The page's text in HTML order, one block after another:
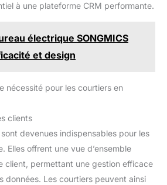
à une plateforme CRM performante.
électrique SONGMICS
et design
nécessité pour les courtiers en
clients
devenues indispensables pour les
Elles offrent une vue d’ensemble
client, permettant une gestion efficace
données. Les courtiers peuvent ainsi